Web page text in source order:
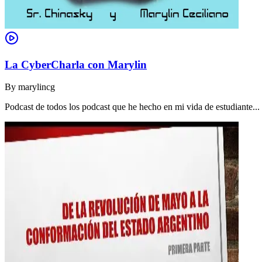
La CyberCharla con Marylin
By marylincg
Podcast de todos los podcast que he hecho en mi vida de